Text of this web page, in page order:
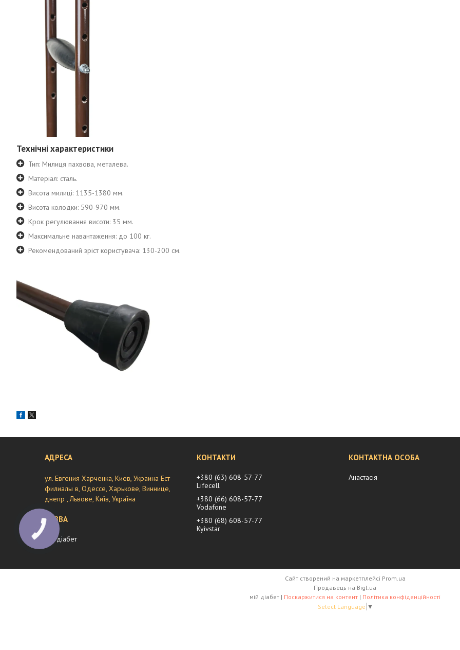
Технічні характеристики
Тип: Милиця пахвова, металева.
Матеріал: сталь.
Висота милиці: 1135-1380 мм.
Висота колодки: 590-970 мм.
Крок регулювання висоти: 35 мм.
Максимальне навантаження: до 100 кг.
Рекомендований зріст користувача: 130-200 см.
ул. Евгения Харченка, Киев, Украина Ест
филиалы в, Одессе, Харькове, Виннице,
днепр , Львове, Київ, Україна
мій діабет
+380 (63) 608-57-77
Lifecell
+380 (66) 608-57-77
Vodafone
+380 (68) 608-57-77
Kyivstar
Анастасія
Сайт створений на маркетплейсі Prom.ua
Продавець на Bigl.ua
мій діабет | Поскаржитися на контент | Політика конфіденційності
Select Language ▼